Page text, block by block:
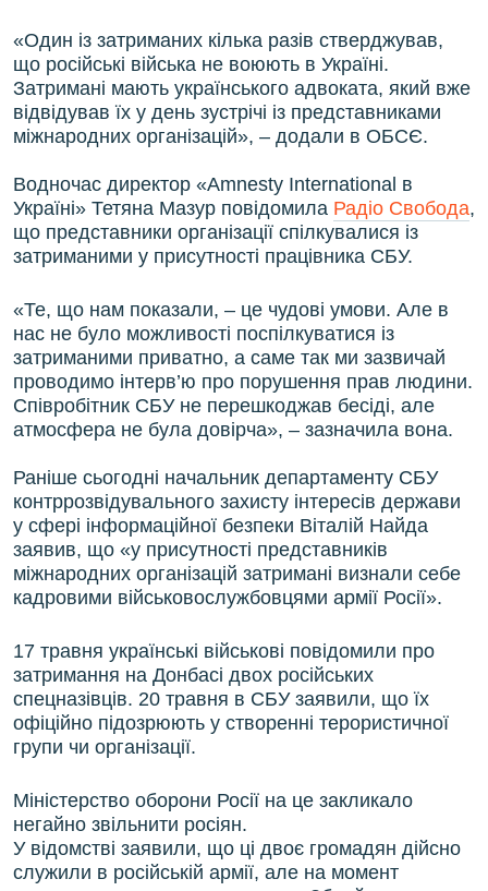
«Один із затриманих кілька разів стверджував,
що російські війська не воюють в Україні.
Затримані мають українського адвоката, який вже
відвідував їх у день зустрічі із представниками
міжнародних організацій», – додали в ОБСЄ.
Водночас директор «Amnesty International в
Україні» Тетяна Мазур повідомила Радіо Свобода,
що представники організації спілкувалися із
затриманими у присутності працівника СБУ.
«Те, що нам показали, – це чудові умови. Але в
нас не було можливості поспілкуватися із
затриманими приватно, а саме так ми зазвичай
проводимо інтерв’ю про порушення прав людини.
Співробітник СБУ не перешкоджав бесіді, але
атмосфера не була довірча», – зазначила вона.
Раніше сьогодні начальник департаменту СБУ
контррозвідувального захисту інтересів держави
у сфері інформаційної безпеки Віталій Найда
заявив, що «у присутності представників
міжнародних організацій затримані визнали себе
кадровими військовослужбовцями армії Росії».
17 травня українські військові повідомили про
затримання на Донбасі двох російських
спецназівців. 20 травня в СБУ заявили, що їх
офіційно підозрюють у створенні терористичної
групи чи організації.
Міністерство оборони Росії на це закликало
негайно звільнити росіян.
У відомстві заявили, що ці двоє громадян дійсно
служили в російській армії, але на момент